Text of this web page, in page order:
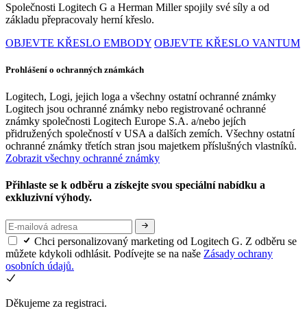
Společnosti Logitech G a Herman Miller spojily své síly a od
základu přepracovaly herní křeslo.
OBJEVTE KŘESLO EMBODY OBJEVTE KŘESLO VANTUM
Prohlášení o ochranných známkách
Logitech, Logi, jejich loga a všechny ostatní ochranné známky
Logitech jsou ochranné známky nebo registrované ochranné
známky společnosti Logitech Europe S.A. a/nebo jejích
přidružených společností v USA a dalších zemích. Všechny ostatní
ochranné známky třetích stran jsou majetkem příslušných vlastníků.
Zobrazit všechny ochranné známky
Přihlaste se k odběru a získejte svou speciální nabídku a
exkluzivní výhody.
Chci personalizovaný marketing od Logitech G. Z odběru se
můžete kdykoli odhlásit. Podívejte se na naše Zásady ochrany
osobních údajů.
Děkujeme za registraci.